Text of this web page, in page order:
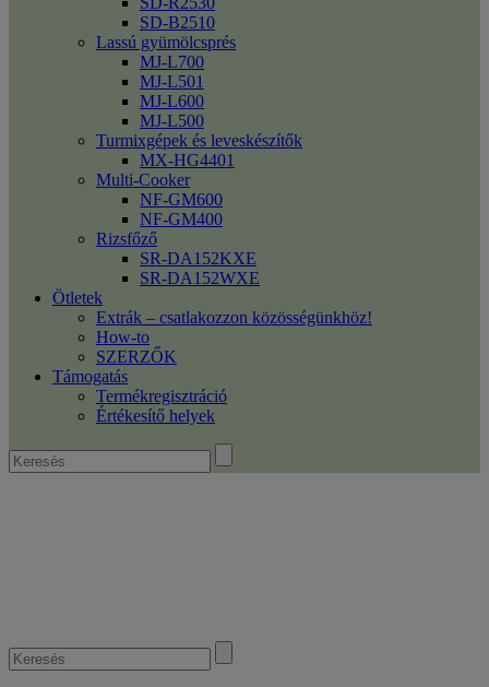
SD-B2510
Lassú gyümölcsprés
MJ-L700
MJ-L501
MJ-L600
MJ-L500
Turmixgépek és leveskészítők
MX-HG4401
Multi-Cooker
NF-GM600
NF-GM400
Rizsfőző
SR-DA152KXE
SR-DA152WXE
Ötletek
Extrák – csatlakozzon közösségünkhöz!
How-to
SZERZŐK
Támogatás
Termékregisztráció
Értékesítő helyek